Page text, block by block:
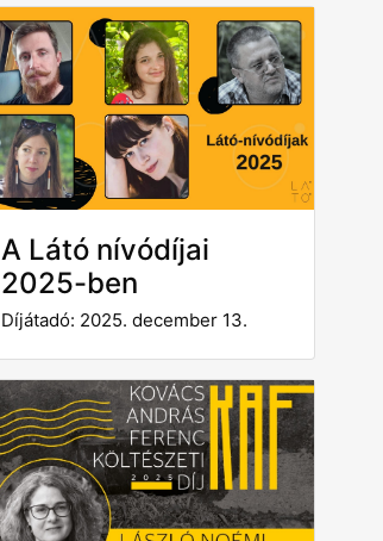
A Látó nívódíjai
2025-ben
Díjátadó: 2025. december 13.